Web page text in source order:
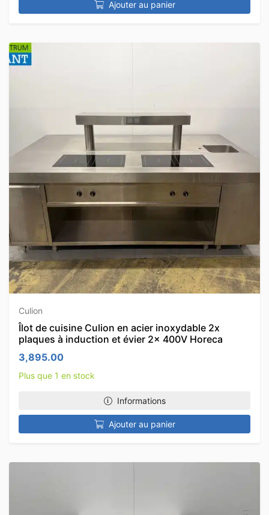
Ajouter au panier
Culion
Îlot de cuisine Culion en acier inoxydable 2x
plaques à induction et évier 2x 400V Horeca
3,895.00
Plus que 1 en stock
Informations
Ajouter au panier